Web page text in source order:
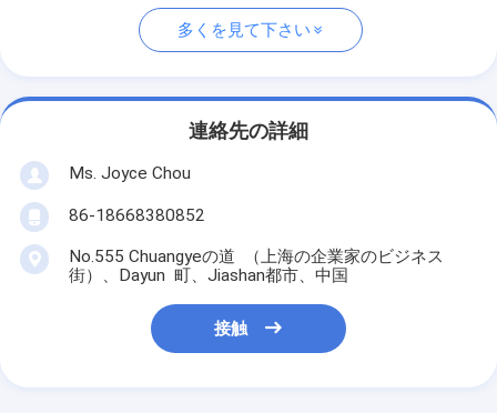
多くを見て下さい
連絡先の詳細
Ms. Joyce Chou
86-18668380852
No.555 Chuangyeの道 （上海の企業家のビジネス
街）、Dayun 町、Jiashan都市、中国
接触